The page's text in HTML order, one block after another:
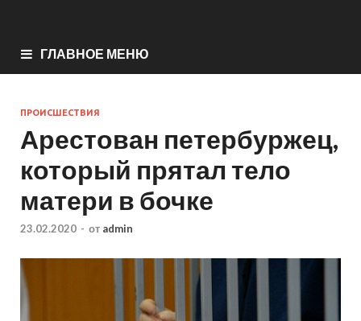
ГЛАВНОЕ МЕНЮ
ПРОИСШЕСТВИЯ
Арестован петербуржец,
который прятал тело
матери в бочке
23.02.2020 - от admin